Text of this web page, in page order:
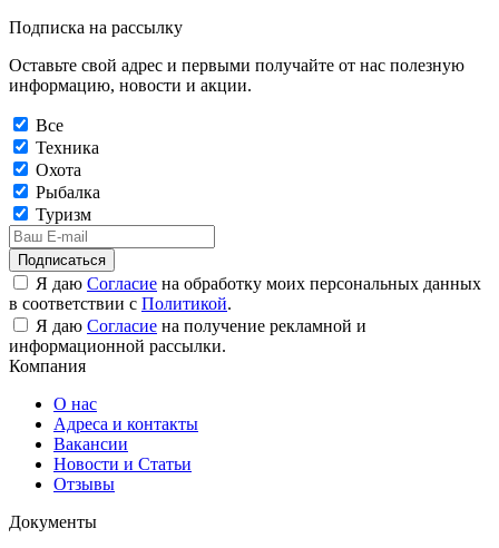
Подписка на рассылку
Оставьте свой адрес и первыми получайте от нас полезную
информацию, новости и акции.
Все
Техника
Охота
Рыбалка
Туризм
Подписаться
Я даю Согласие на обработку моих персональных данных
в соответствии с Политикой.
Я даю Согласие на получение рекламной и
информационной рассылки.
Компания
О нас
Адреса и контакты
Вакансии
Новости и Статьи
Отзывы
Документы